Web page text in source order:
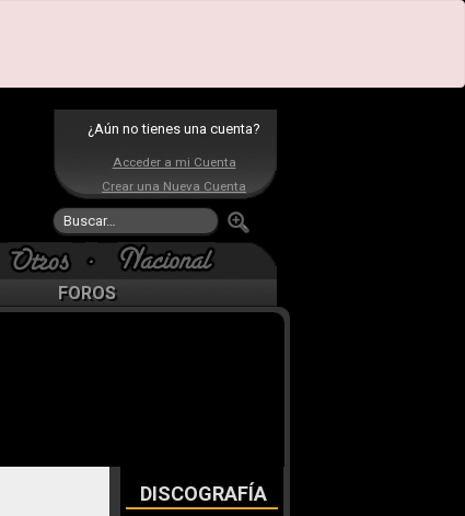
¿Aún no tienes una cuenta?
Acceder a mi Cuenta
Crear una Nueva Cuenta
FOROS
DISCOGRAFÍA